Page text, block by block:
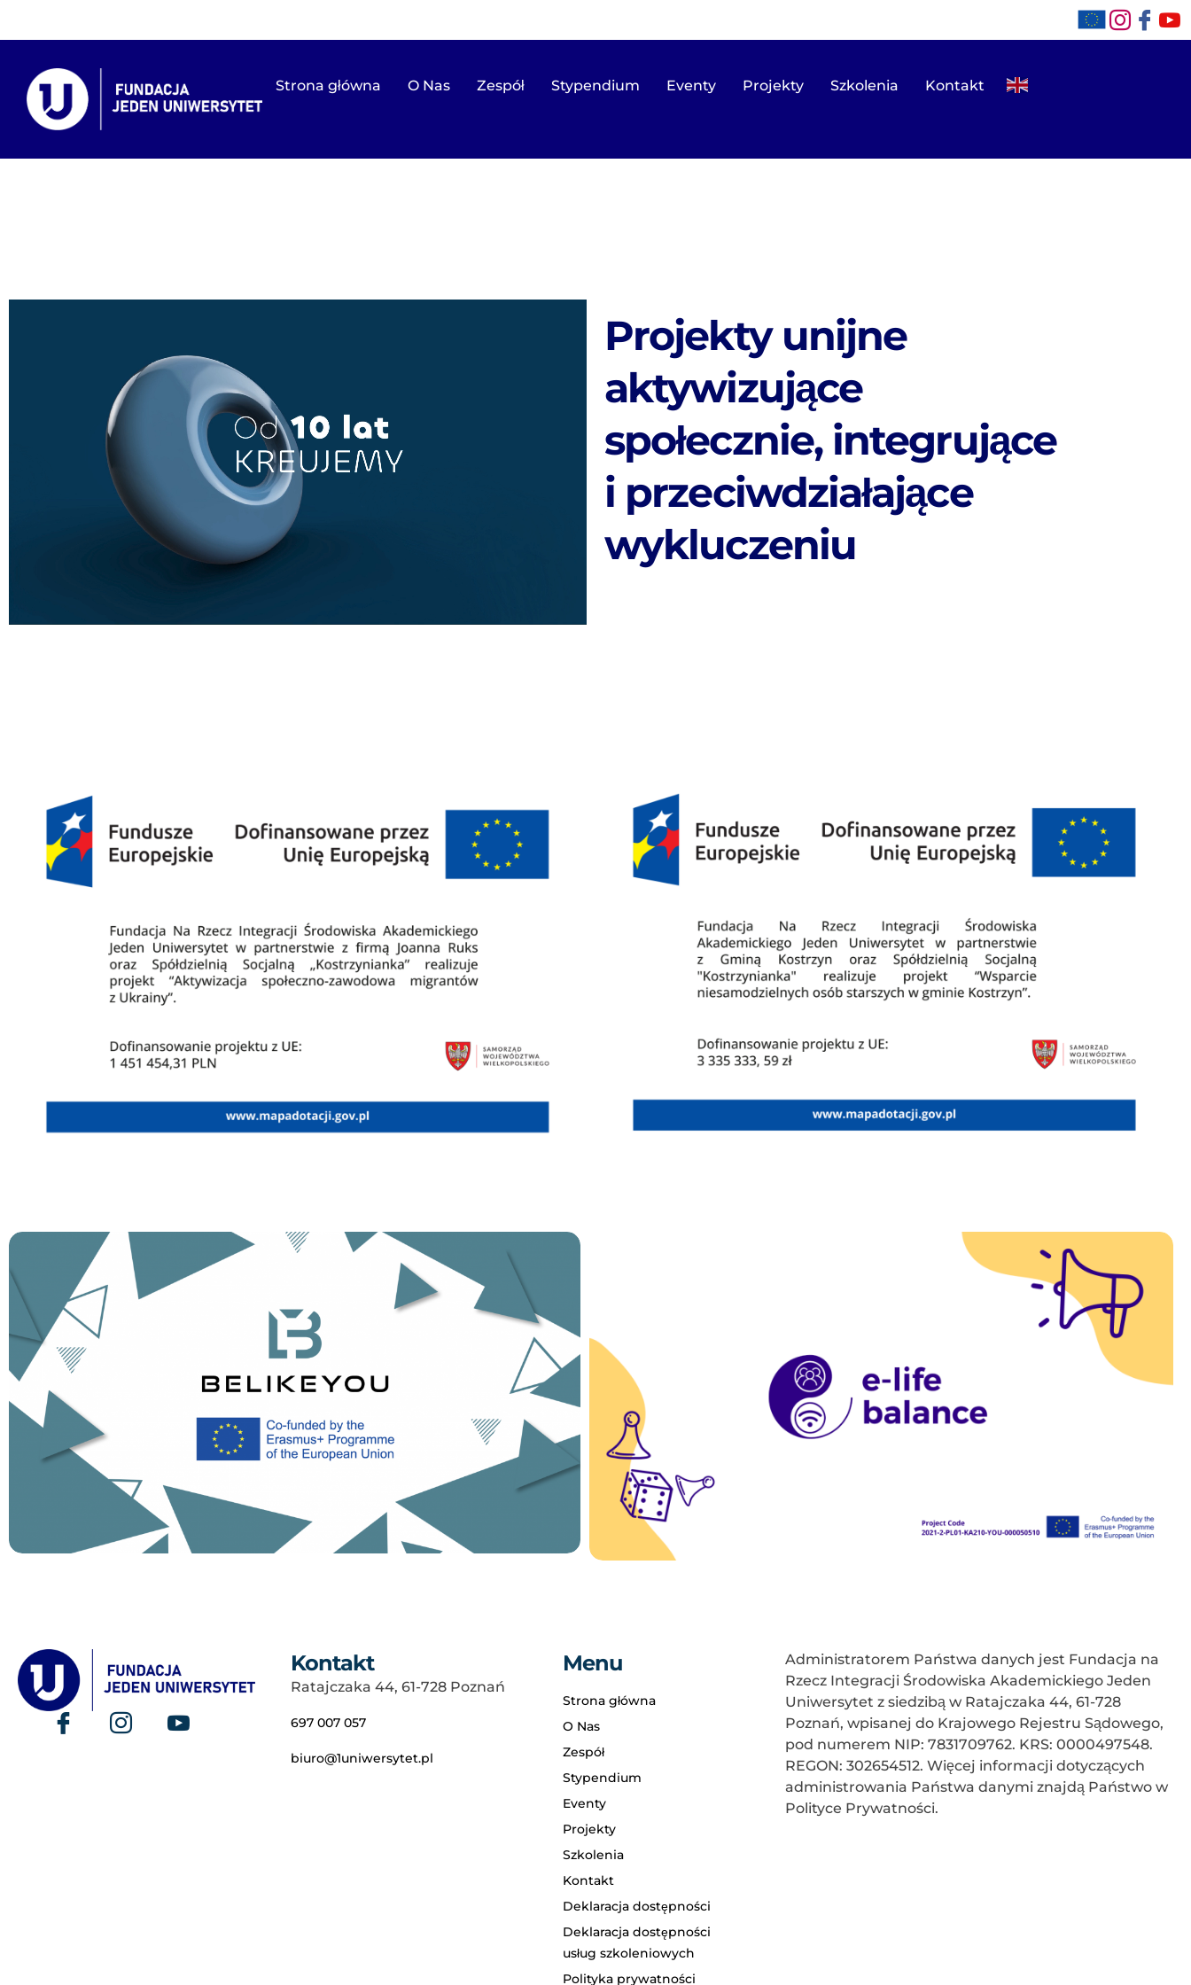
Strona główna O Nas Zespół Stypendium Eventy Projekty Szkolenia Kontakt
Projekty unijne
aktywizujące
społecznie, integrujące
i przeciwdziałające
wykluczeniu
Kontakt
Ratajczaka 44, 61-728 Poznań
697 007 057
biuro@1uniwersytet.pl
Menu
Strona główna
O Nas
Zespół
Stypendium
Eventy
Projekty
Szkolenia
Kontakt
Deklaracja dostępności
Deklaracja dostępności
usług szkoleniowych
Polityka prywatności
Administratorem Państwa danych jest Fun­da­cja na
Rzecz In­te­gra­cji Śro­do­wi­ska Aka­de­mic­kie­go Jeden
Uni­wer­sy­tet z siedzibą w Ratajczaka 44, 61-728
Poznań, wpisanej do Krajowego Rejestru Sądowego,
pod numerem NIP: 7831709762. KRS: 0000497548.
REGON: 302654512. Więcej informacji dotyczących
administrowania Państwa danymi znajdą Państwo w
Polityce Prywatności.